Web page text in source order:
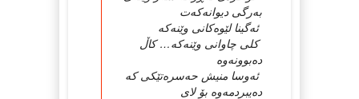
بەرگی دیوانەكەت
ئەگینا لێوەكانی وێنەكە
كلی چاوانی وێنەكە… كاڵ
دەبوونەوە
ئەوسا منیش حەسرەتێكی كە
دەیبردمەوە بۆ لای